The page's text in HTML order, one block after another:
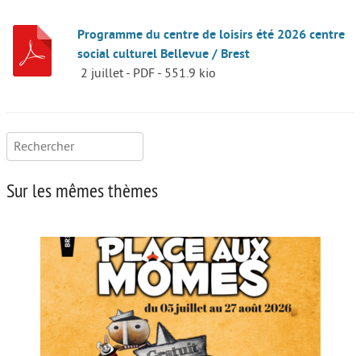
Programme du centre de loisirs été 2026 centre
social culturel Bellevue / Brest
2 juillet - PDF - 551.9 kio
Rechercher :
Sur les mêmes thèmes